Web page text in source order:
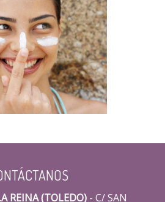
REINA (TOLEDO) - C/ SAN